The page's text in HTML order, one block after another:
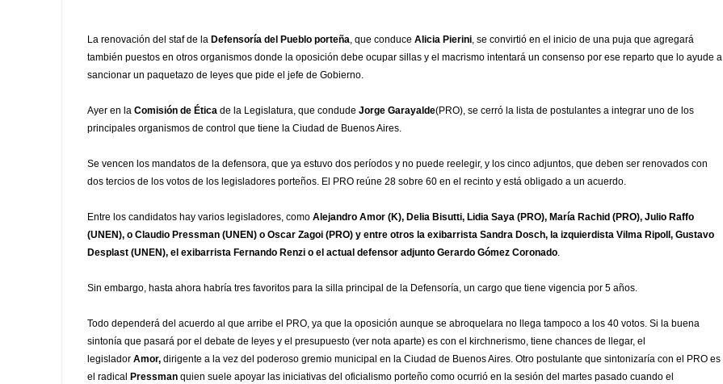
La renovación del staf de la Defensoría del Pueblo porteña, que conduce Alicia Pierini, se convirtió en el inicio de una puja que agregará
también puestos en otros organismos donde la oposición debe ocupar sillas y el macrismo intentará un consenso por ese reparto que lo ayude a
sancionar un paquetazo de leyes que pide el jefe de Gobierno.
Ayer en la Comisión de Ética de la Legislatura, que condude Jorge Garayalde(PRO), se cerró la lista de postulantes a integrar uno de los
principales organismos de control que tiene la Ciudad de Buenos Aires.
Se vencen los mandatos de la defensora, que ya estuvo dos períodos y no puede reelegir, y los cinco adjuntos, que deben ser renovados con
dos tercios de los votos de los legisladores porteños. El PRO reúne 28 sobre 60 en el recinto y está obligado a un acuerdo.
Entre los candidatos hay varios legisladores, como Alejandro Amor (K), Delia Bisutti, Lidia Saya (PRO), María Rachid (PRO), Julio Raffo
(UNEN), o Claudio Pressman (UNEN) o Oscar Zagoi (PRO) y entre otros la exibarrista Sandra Dosch, la izquierdista Vilma Ripoll, Gustavo
Desplast (UNEN), el exibarrista Fernando Renzi o el actual defensor adjunto Gerardo Gómez Coronado.
Sin embargo, hasta ahora habría tres favoritos para la silla principal de la Defensoría, un cargo que tiene vigencia por 5 años.
Todo dependerá del acuerdo al que arribe el PRO, ya que la oposición aunque se abroquelara no llega tampoco a los 40 votos. Si la buena
sintonía que pasará por el debate de leyes y el presupuesto (ver nota aparte) es con el kirchnerismo, tiene chances de llegar, el
legislador Amor, dirigente a la vez del poderoso gremio municipal en la Ciudad de Buenos Aires. Otro postulante que sintonizaría con el PRO es
el radical Pressman quien suele apoyar las iniciativas del oficialismo porteño como ocurrió en la sesión del martes pasado cuando el